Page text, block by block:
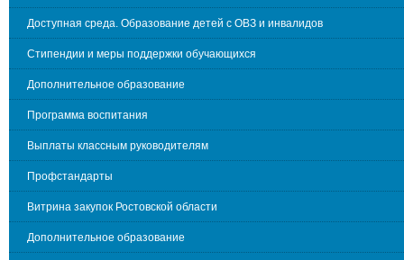
Доступная среда. Образование детей с ОВЗ и инвалидов
Стипендии и меры поддержки обучающихся
Дополнительное образование
Программа воспитания
Выплаты классным руководителям
Профстандарты
Витрина закупок Ростовской области
Дополнительное образование